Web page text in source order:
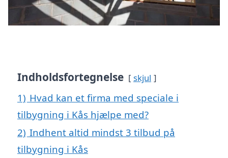
Indholdsfortegnelse skjul
1) Hvad kan et firma med speciale i
tilbygning i Kås hjælpe med?
2) Indhent altid mindst 3 tilbud på
tilbygning i Kås